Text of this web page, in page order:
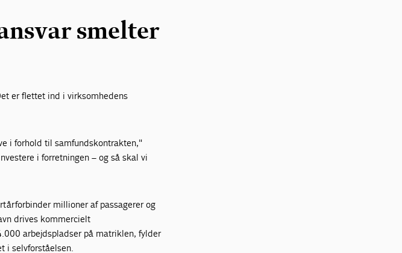
smelter
er flettet ind i virksomhedens
i forhold til samfundskontrakten,"
i forretningen – og så skal vi
år forbinder millioner af passagerer og
drives kommercielt
arbejdspladser på matriklen, fylder
i selvforståelsen.